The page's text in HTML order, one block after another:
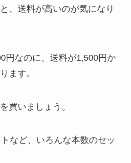
、送料が高いのが気になり
円なのに、送料が1,500円か
ます。
買いましょう。
など、いろんな本数のセッ